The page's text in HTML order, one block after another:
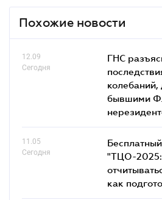
Похожие новости
12.09
Сегодня
ГНС
колебаний,
бывшими
11.05
Сегодня
"ТЦО-2025:
как